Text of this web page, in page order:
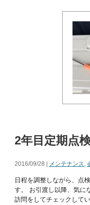
2年目定期点
2016/09/28 | メンテナンス,
日程を調整しながら、点
す。 お引渡し以降、気に
訪問をしてチェックして